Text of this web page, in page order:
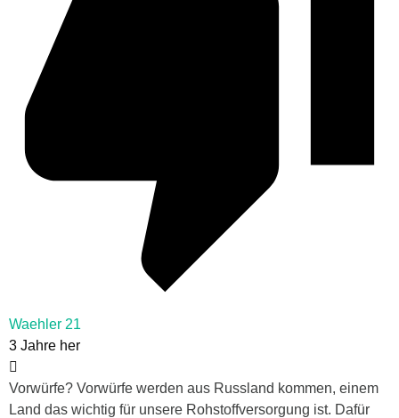
Waehler 21
3 Jahre her
Vorwürfe? Vorwürfe werden aus Russland kommen, einem
Land das wichtig für unsere Rohstoffversorgung ist. Dafür